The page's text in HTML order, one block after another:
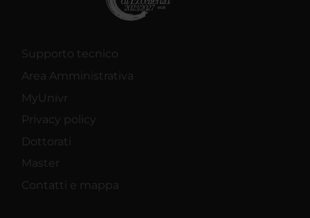
Supporto tecnico
Area Amministrativa
MyUnivr
Privacy policy
Dottorati
Master
Contatti e mappa